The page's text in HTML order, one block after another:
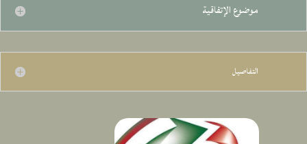
موضوع الإتفاقية
التفاصيل